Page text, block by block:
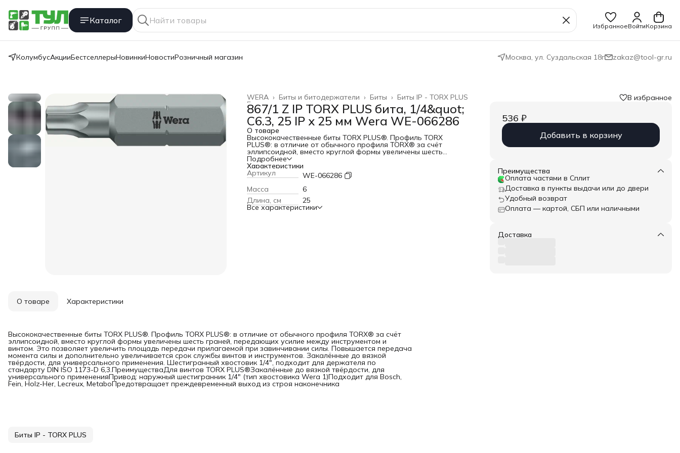
Каталог
ИзбранноеВойтиКорзина
КолумбусАкцииБестселлерыНовинкиНовостиРозничный магазин Москва, ул. Суздальская 18г zakaz@tool-gr.ru
Биты IP - TORX PLUS
Биты ›
Биты и битодержатели ›
WERA ›
Главная
867/1 Z IP TORX PLUS бита, 1/4&quot;
C6.3, 25 IP x 25 мм Wera WE-066286
О товаре
Высококачественные биты TORX PLUS®. Профиль TORX
PLUS®: в отличие от обычного профиля TORX® за счёт
эллипсоидной, вместо круглой формы увеличены шесть
граней, передающих усилие между инструментом и винтом.
Это позволяет увеличить площадь передачи прилагаемой при
завинчивании силы. Повышается передача момента силы и
дополнительно увеличивается срок службы винтов и
инструментов. Закалённые до вязкой твёрдости, для
универсального применения. Шестигранный хвостовик 1/4",
подходит для держателя по стандарту DIN ISO 1173-D
6,3.ПреимуществаДля винтов TORX PLUS®Закалённые до
Подробнее
Характеристики
Артикул
WE-066286
Масса
6
Длина, см
25
Все характеристики
В избранное
536 ₽
Добавить в корзину
Преимущества
Оплата частями в Сплит
Доставка в пункты выдачи или до двери
Удобный возврат
Оплата — картой, СБП или наличными
Доставка
О товаре Характеристики
Высококачественные биты TORX PLUS®. Профиль TORX PLUS®: в отличие от обычного профиля TORX® за счёт
эллипсоидной, вместо круглой формы увеличены шесть граней, передающих усилие между инструментом и
винтом. Это позволяет увеличить площадь передачи прилагаемой при завинчивании силы. Повышается передача
момента силы и дополнительно увеличивается срок службы винтов и инструментов. Закалённые до вязкой
твёрдости, для универсального применения. Шестигранный хвостовик 1/4", подходит для держателя по
стандарту DIN ISO 1173-D 6,3.ПреимуществаДля винтов TORX PLUS®Закалённые до вязкой твёрдости, для
универсального примененияПривод: наружный шестигранник 1/4" (тип хвостовика Wera 1)Подходит для Bosch,
Fein, Holz-Her, Lecreux, MetaboПредотвращает преждевременный выход из строя наконечника
Биты IP - TORX PLUS